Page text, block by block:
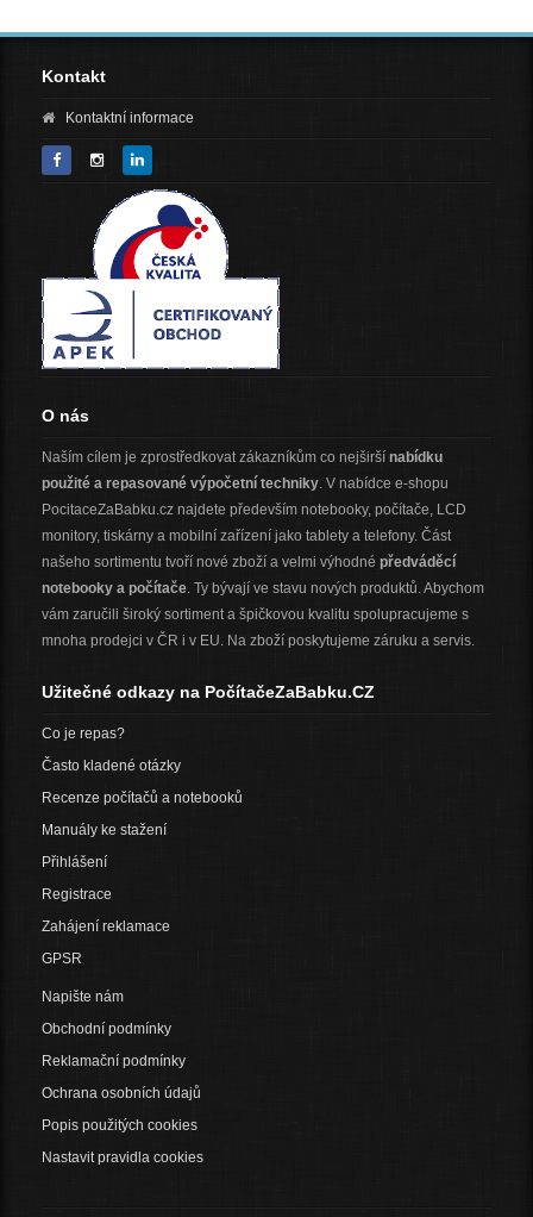
Kontakt
Kontaktní informace
O nás
Naším cílem je zprostředkovat zákazníkům co nejširší nabídku
použité a repasované výpočetní techniky. V nabídce e-shopu
PocitaceZaBabku.cz najdete především notebooky, počítače, LCD
monitory, tiskárny a mobilní zařízení jako tablety a telefony. Část
našeho sortimentu tvoří nové zboží a velmi výhodné předváděcí
notebooky a počítače. Ty bývají ve stavu nových produktů. Abychom
vám zaručili široký sortiment a špičkovou kvalitu spolupracujeme s
mnoha prodejci v ČR i v EU. Na zboží poskytujeme záruku a servis.
Užitečné odkazy na PočítačeZaBabku.CZ
Co je repas?
Často kladené otázky
Recenze počítačů a notebooků
Manuály ke stažení
Přihlášení
Registrace
Zahájení reklamace
GPSR
Napište nám
Obchodní podmínky
Reklamační podmínky
Ochrana osobních údajů
Popis použitých cookies
Nastavit pravidla cookies